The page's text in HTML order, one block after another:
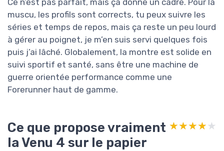
Ce n’est pas parfait, mais ça donne un cadre. Pour la
muscu, les profils sont corrects, tu peux suivre les
séries et temps de repos, mais ça reste un peu lourd
à gérer au poignet, je m’en suis servi quelques fois
puis j’ai lâché. Globalement, la montre est solide en
suivi sportif et santé, sans être une machine de
guerre orientée performance comme une
Forerunner haut de gamme.
Ce que propose vraiment
la Venu 4 sur le papier
★★★★★
★★★★★